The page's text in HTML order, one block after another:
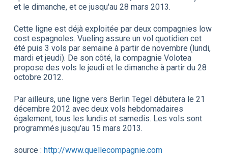
et le dimanche, et ce jusqu'au 28 mars 2013.
Cette ligne est déjà exploitée par deux compagnies low
cost espagnoles. Vueling assure un vol quotidien cet
été puis 3 vols par semaine à partir de novembre (lundi,
mardi et jeudi). De son côté, la compagnie Volotea
propose des vols le jeudi et le dimanche à partir du 28
octobre 2012.
Par ailleurs, une ligne vers Berlin Tegel débutera le 21
décembre 2012 avec deux vols hebdomadaires
également, tous les lundis et samedis. Les vols sont
programmés jusqu'au 15 mars 2013.
source : http://www.quellecompagnie.com